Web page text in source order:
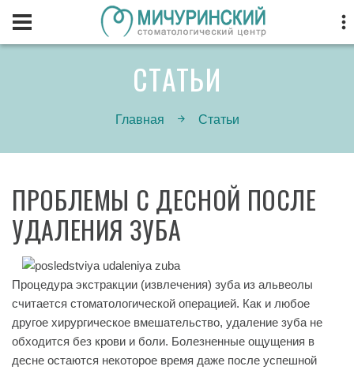
СТАТЬИ
Главная Статьи
ПРОБЛЕМЫ С ДЕСНОЙ ПОСЛЕ
УДАЛЕНИЯ ЗУБА
Процедура экстракции (извлечения) зуба из альвеолы
считается стоматологической операцией. Как и любое
другое хирургическое вмешательство, удаление зуба не
обходится без крови и боли. Болезненные ощущения в
десне остаются некоторое время даже после успешной